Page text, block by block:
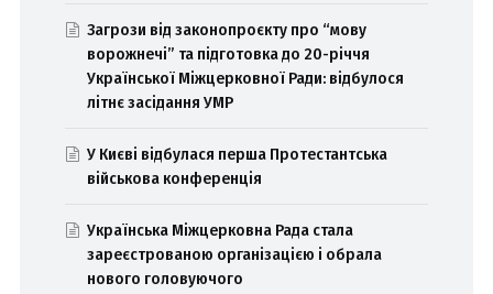
Загрози від законопроєкту про “мову
ворожнечі” та підготовка до 20-річчя
Української Міжцерковної Ради: відбулося
літнє засідання УМР
У Києві відбулася перша Протестантська
військова конференція
Українська Міжцерковна Рада стала
зареєстрованою організацією і обрала
нового головуючого